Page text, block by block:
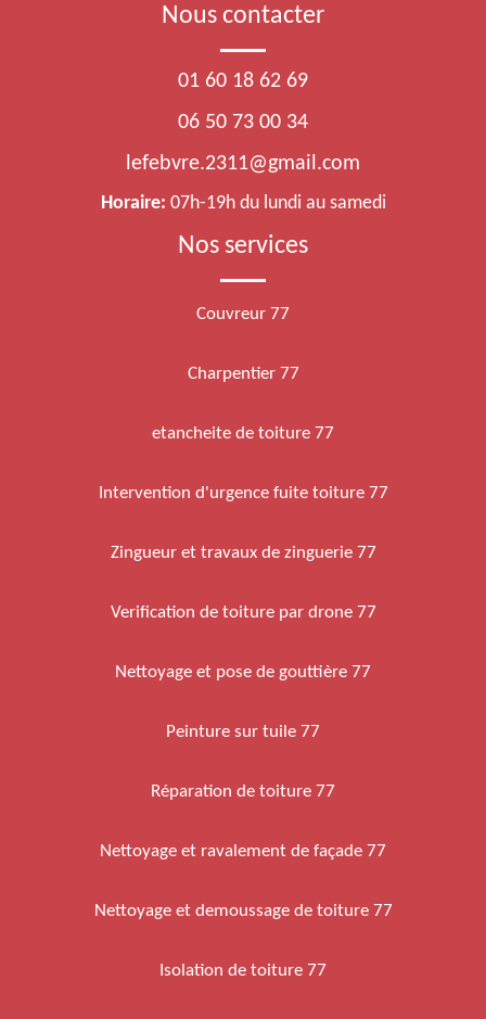
Nous contacter
01 60 18 62 69
06 50 73 00 34
lefebvre.2311@gmail.com
Horaire: 07h-19h du lundi au samedi
Nos services
Couvreur 77
Charpentier 77
etancheite de toiture 77
Intervention d'urgence fuite toiture 77
Zingueur et travaux de zinguerie 77
Verification de toiture par drone 77
Nettoyage et pose de gouttière 77
Peinture sur tuile 77
Réparation de toiture 77
Nettoyage et ravalement de façade 77
Nettoyage et demoussage de toiture 77
Isolation de toiture 77